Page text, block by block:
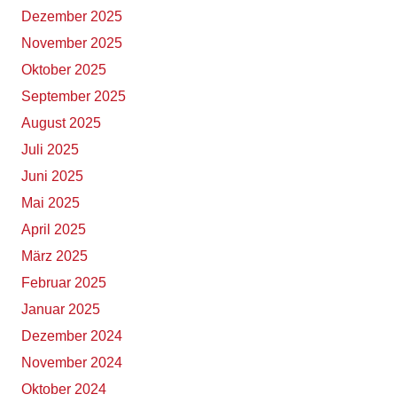
Dezember 2025
November 2025
Oktober 2025
September 2025
August 2025
Juli 2025
Juni 2025
Mai 2025
April 2025
März 2025
Februar 2025
Januar 2025
Dezember 2024
November 2024
Oktober 2024